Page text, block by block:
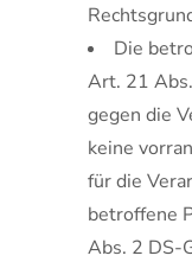
Die
Art. 21
gegen die
keine
für die
betroffene
Abs. 2 DS-